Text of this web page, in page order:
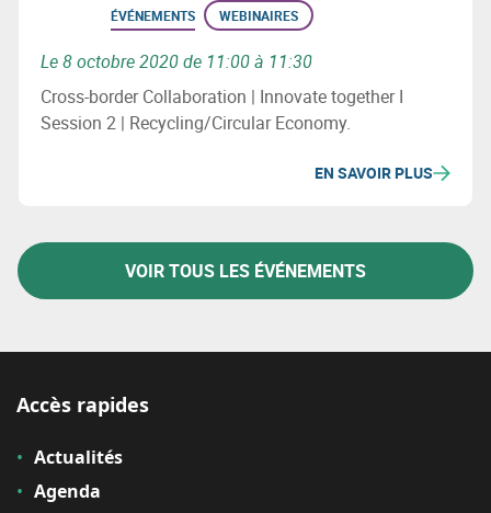
ÉVÉNEMENTS WEBINAIRES
Le 8 octobre 2020 de 11:00 à 11:30
Cross-border Collaboration | Innovate together I
Session 2 | Recycling/Circular Economy.
EN SAVOIR PLUS
VOIR TOUS LES ÉVÉNEMENTS
Accès rapides
Actualités
Agenda